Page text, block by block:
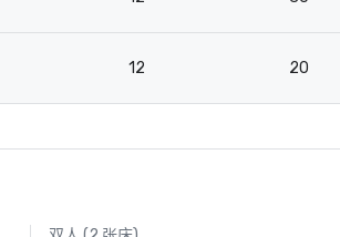
12 20